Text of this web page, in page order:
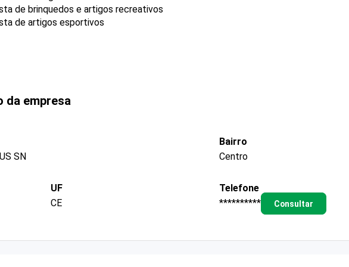
de brinquedos e artigos recreativos
de artigos esportivos
da empresa
SN
Bairro
Centro
UF
CE
Telefone
**********
Consultar